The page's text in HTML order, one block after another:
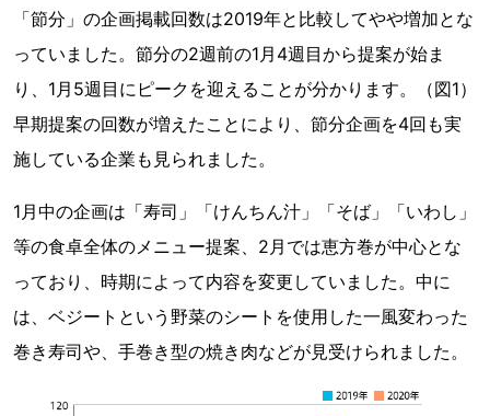
「節分」の企画掲載回数は2019年と比較してやや増加とな
っていました。節分の2週前の1月4週目から提案が始ま
り、1月5週目にピークを迎えることが分かります。（図1）
早期提案の回数が増えたことにより、節分企画を4回も実
施している企業も見られました。
1月中の企画は「寿司」「けんちん汁」「そば」「いわし」
等の食卓全体のメニュー提案、2月では恵方巻が中心とな
っており、時期によって内容を変更していました。中に
は、ベジートという野菜のシートを使用した一風変わった
巻き寿司や、手巻き型の焼き肉などが見受けられました。